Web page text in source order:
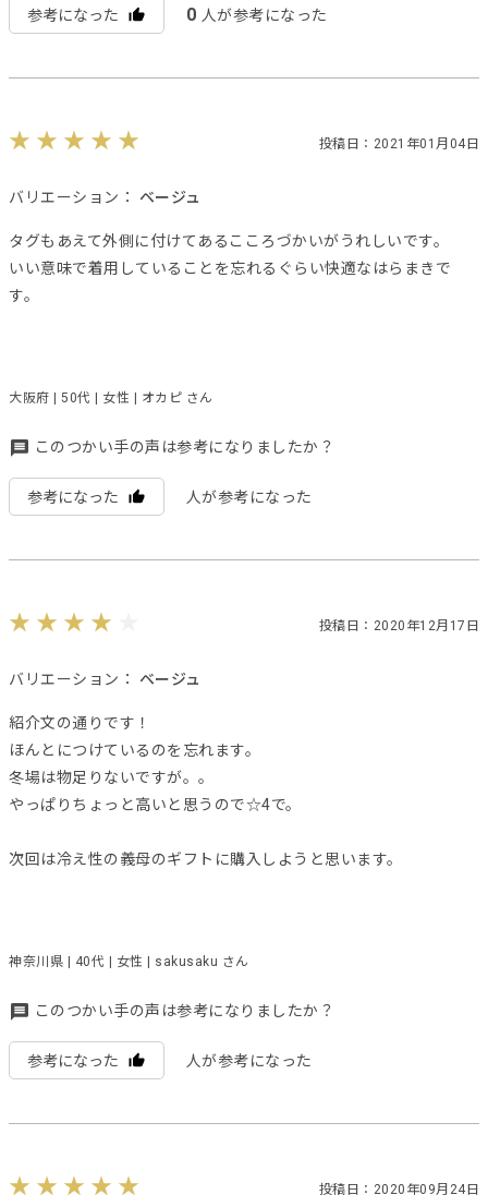
参考になった 0 人が参考になった
投稿日：2021年01月04日
バリエーション： ベージュ
タグもあえて外側に付けてあるこころづかいがうれしいです。
いい意味で着用していることを忘れるぐらい快適なはらまきで
す。
大阪府 | 50代 | 女性 | オカピ さん
このつかい手の声は参考になりましたか？
参考になった 人が参考になった
投稿日：2020年12月17日
バリエーション： ベージュ
紹介文の通りです！
ほんとにつけているのを忘れます。
冬場は物足りないですが。。
やっぱりちょっと高いと思うので☆4で。
次回は冷え性の義母のギフトに購入しようと思います。
神奈川県 | 40代 | 女性 | sakusaku さん
このつかい手の声は参考になりましたか？
参考になった 人が参考になった
投稿日：2020年09月24日